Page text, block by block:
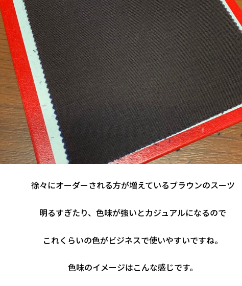
徐々にオーダーされる方が増えているブラウンのスーツ
明るすぎたり、色味が強いとカジュアルになるので
これくらいの色がビジネスで使いやすいですね。
色味のイメージはこんな感じです。